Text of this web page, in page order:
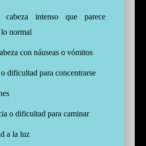
intenso que parece
normal
con náuseas o vómitos
dificultad para concentrarse
o dificultad para caminar
a la luz